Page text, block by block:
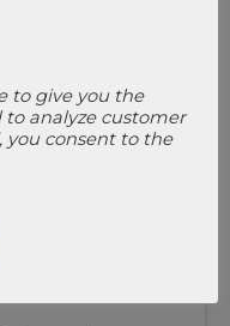
sig
to give you the
analyze customer
you consent to the